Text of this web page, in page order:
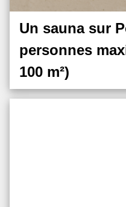
Un sauna sur
personnes
100 m²)